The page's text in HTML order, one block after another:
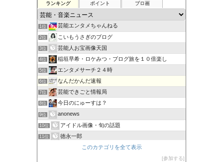
ランキング ポイント ブロ画
1位 芸能エンタメちゃんねる
2位 こいもうさぎのブログ
3位 芸能人お宝画像天国
4位 稲垣早希・ロケみつ・ブログ旅を１０倍楽し
5位 エンタメサーチ２４時
6位 なんだかんだ速報
7位 芸能できごと情報局
8位 今日のにゅーすは？
9位 anonews
10位 アイドル画像・旬の話題
11位 徳永一郎
グラビアアイドル イヤラシイＨ画像・映像
韓国時代劇に魅せられて その時代の世界は？
このカテゴリを全て表示
参加する